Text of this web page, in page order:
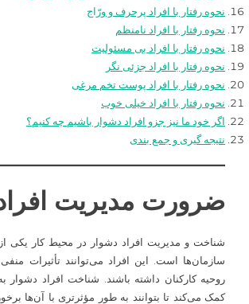
نحوه رفتار با افراد پرحرف و ورّاج
نحوه رفتار با افراد نامنظم
نحوه رفتار با افراد بی مسئولیت
نحوه رفتار با افراد جزئی نگر
نحوه رفتار با افراد پوست تخم مرغی
نحوه رفتار با افراد خیلی خوب
اگر خود ما نیز جزو افراد دشوار باشیم چه کنیم؟
نتیجه گیری و جمع بندی
ضرورت مدیریت
شناخت و مدیریت افراد دشوار در محیط کار یکی
سازمان‌ها است. این افراد می‌توانند تأثیرات
روحیه کارکنان داشته باشند. شناخت افراد دشوار
کمک می‌کند تا بتوانند به طور مؤثرتری با آن‌ها